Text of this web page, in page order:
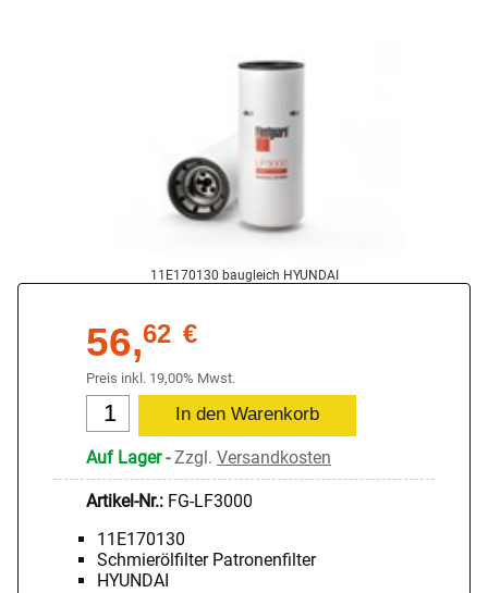
11E170130 baugleich HYUNDAI
56,62 €
Preis inkl. 19,00% Mwst.
Auf Lager-Zzgl. Versandkosten
Artikel-Nr.: FG-LF3000
11E170130
Schmierölfilter Patronenfilter
HYUNDAI